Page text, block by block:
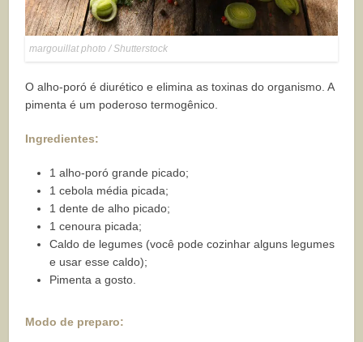
margouillat photo / Shutterstock
O alho-poró é diurético e elimina as toxinas do organismo. A
pimenta é um poderoso termogênico.
Ingredientes:
1 alho-poró grande picado;
1 cebola média picada;
1 dente de alho picado;
1 cenoura picada;
Caldo de legumes (você pode cozinhar alguns legumes
e usar esse caldo);
Pimenta a gosto.
Modo de preparo: